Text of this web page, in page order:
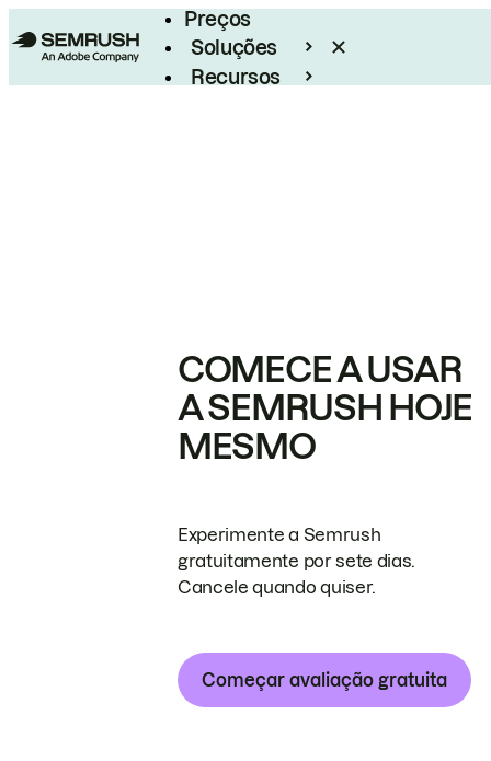
Preços
Soluções
Recursos
COMECE A USAR
A SEMRUSH HOJE
MESMO
Experimente a Semrush
gratuitamente por sete dias.
Cancele quando quiser.
Começar avaliação gratuita